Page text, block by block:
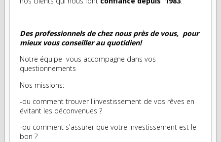
Des professionnels de chez nous près de vous, pour
mieux vous conseiller au quotidien!
Notre équipe vous accompagne dans vos
questionnements
Nos missions:
-ou comment trouver l'investissement de vos rêves en
évitant les déconvenues ?
-ou comment s'assurer que votre investissement est le
bon ?